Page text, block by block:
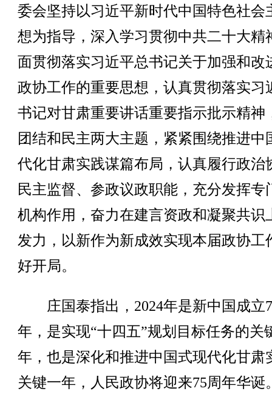
委会坚持以习近平新时代中国特色社会
想为指导，深入学习贯彻中共二十大精
面贯彻落实习近平总书记关于加强和改
政协工作的重要思想，认真贯彻落实习
书记对甘肃重要讲话重要指示批示精神
团结和民主两大主题，紧紧围绕推进中
代化甘肃实践谋篇布局，认真履行政治
民主监督、参政议政职能，充分发挥专
机构作用，奋力在建言资政和凝聚共识
发力，以新作为新成效实现本届政协工
好开局。
庄国泰指出，2024年是新中国成立
年，是实现“十四五”规划目标任务的关
年，也是深化和推进中国式现代化甘肃
关键一年，人民政协将迎来75周年华诞